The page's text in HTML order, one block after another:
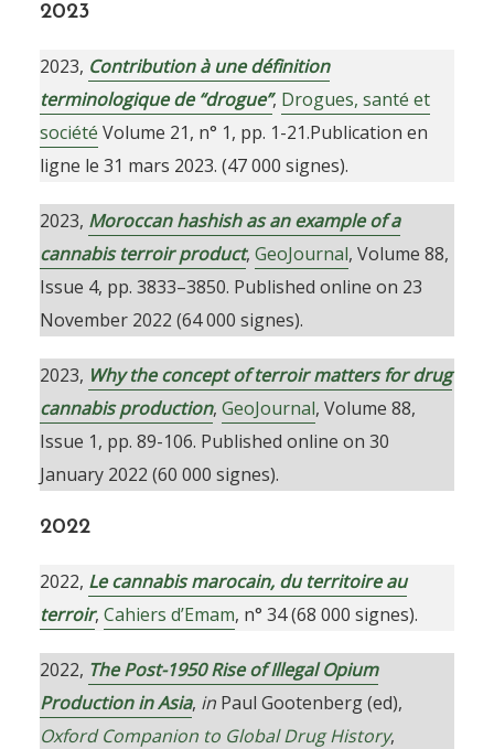
2023
2023, Contribution à une définition
terminologique de “drogue”, Drogues, santé et
société Volume 21, n° 1, pp. 1-21.Publication en
ligne le 31 mars 2023. (47 000 signes).
2023, Moroccan hashish as an example of a
cannabis terroir product, GeoJournal, Volume 88,
Issue 4, pp. 3833–3850. Published online on 23
November 2022 (64 000 signes).
2023, Why the concept of terroir matters for drug
cannabis production, GeoJournal, Volume 88,
Issue 1, pp. 89-106. Published online on 30
January 2022 (60 000 signes).
2022
2022, Le cannabis marocain, du territoire au
terroir, Cahiers d’Emam, n° 34 (68 000 signes).
2022, The Post-1950 Rise of Illegal Opium
Production in Asia, in Paul Gootenberg (ed),
Oxford Companion to Global Drug History,